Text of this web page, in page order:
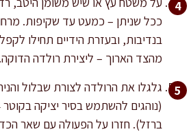
ככל שניתן – כמעט עד שקיפות.
בנדיבות, ובעזרת הידיים תחילו
מהצד הארוך – ליצירת רולדה הדוקה.
גלגלו את הרולדה לצורת שבלול
ברזל). חזרו על הפעולה עם שאר